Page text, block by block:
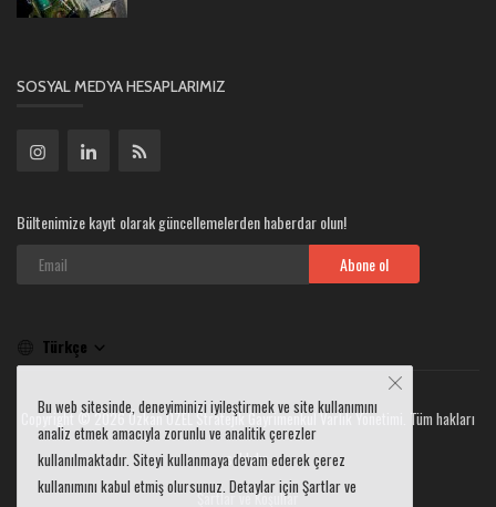
SOSYAL MEDYA HESAPLARIMIZ
Bültenimize kayıt olarak güncellemelerden haberdar olun!
Abone ol
Türkçe
Copyright © 2026 Özkan ÖZEL Stratejik Gayrimenkul Varlık Yönetimi. Tüm hakları
saklıdır.
Şartlar ve Koşullar
Bu web sitesinde, deneyiminizi iyileştirmek ve site kullanımını
analiz etmek amacıyla zorunlu ve analitik çerezler
kullanılmaktadır. Siteyi kullanmaya devam ederek çerez
kullanımını kabul etmiş olursunuz. Detaylar için Şartlar ve